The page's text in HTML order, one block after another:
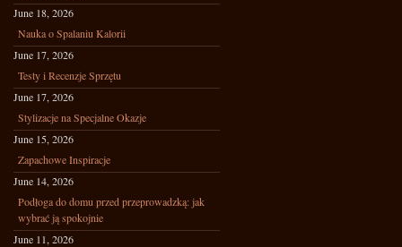
June 18, 2026
Nauka o Spalaniu Kalorii
June 17, 2026
Testy i Recenzje Sprzętu
June 17, 2026
Stylizacje na Specjalne Okazje
June 15, 2026
Zapachowe Inspiracje
June 14, 2026
Podłoga do domu przed przeprowadzką: jak
wybrać ją spokojnie
June 11, 2026